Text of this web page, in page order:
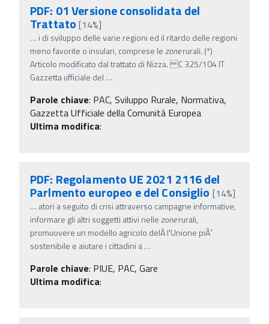
PDF: 01 Versione consolidata del
Trattato [14%]
… i di sviluppo delle varie regioni ed il ritardo delle regioni
meno favorite o insulari, comprese lezonerurali. (*)
Articolo modificato dal trattato di Nizza. C 325/104 IT
Gazzetta ufficiale del …
Parole chiave: PAC, Sviluppo Rurale, Normativa,
Gazzetta Ufficiale della Comunità Europea
Ultima modifica:
PDF: Regolamento UE 2021 2116 del
Parlmento europeo e del Consiglio [14%]
… atori a seguito di crisi attraverso campagne informative,
informare gli altri soggetti attivi nellezonerurali,
promuovere un modello agricolo delÂ­ l'Unione piÃ¹
sostenibile e aiutare i cittadini a…
Parole chiave: PIUE, PAC, Gare
Ultima modifica: